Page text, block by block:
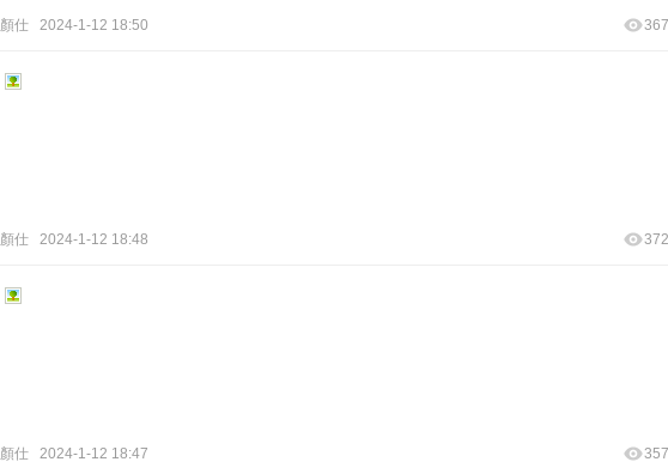
顏仕 2024-1-12 18:50
顏仕 2024-1-12 18:48
顏仕 2024-1-12 18:47